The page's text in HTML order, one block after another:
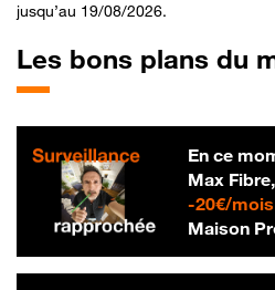
jusqu’au 19/08/2026.
Les bons plans du
En ce
Max
-20€/mois
Maison